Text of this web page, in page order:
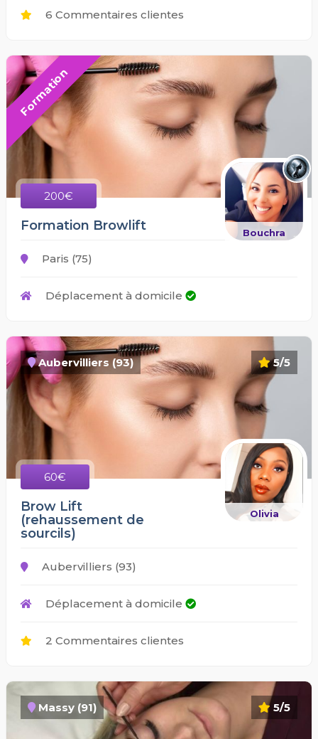
6 Commentaires clientes
Formation
200€
Bouchra
Formation Browlift
Paris (75)
Déplacement à domicile
5/5
Aubervilliers (93)
60€
Olivia
Brow Lift
(rehaussement de
sourcils)
Aubervilliers (93)
Déplacement à domicile
2 Commentaires clientes
5/5
Massy (91)